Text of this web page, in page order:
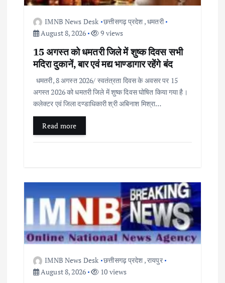
IMNB News Desk छत्तीसगढ़ प्रदेश ,धमतरी
August 8, 2026
9 views
15 अगस्त को धमतरी जिले में शुष्क दिवस सभी
मदिरा दुकानें, बार एवं मद्य भाण्डागार रहेंगे बंद
धमतरी, 8 अगस्त 2026/ स्वतंत्रता दिवस के अवसर पर 15
अगस्त 2026 को धमतरी जिले में शुष्क दिवस घोषित किया गया है।
कलेक्टर एवं जिला दण्डाधिकारी श्री अबिनाश मिश्रा…
Read more
IMNB News Desk छत्तीसगढ़ प्रदेश ,रायपुर
August 8, 2026
10 views